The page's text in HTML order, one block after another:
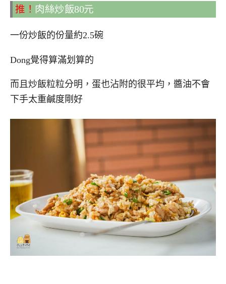
推！ 肉絲炒飯80元
一份炒飯的份量約2.5碗
Dong覺得算滿划算的
而且炒飯粒粒分明，蛋也沾附的很平均，醬油不會
下手太重鹹度剛好